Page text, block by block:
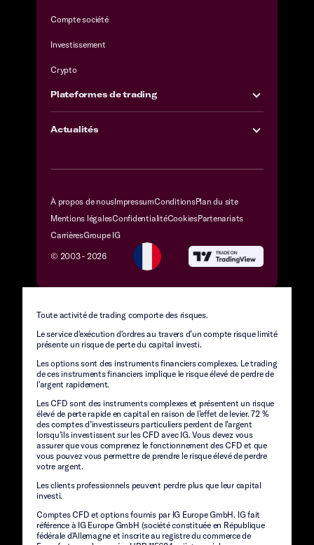
Compte société
Investissement
Crypto
Plateformes de trading
Actualités
À propos de nousImpressumConditionsPlan du site
Mentions légalesConfidentialitéCookiesPartenariats
CarrièresGroupe IG
© 2003 - 2026
Toute activité de trading comporte des risques.
Le service d'exécution d'ordres au travers d’un compte risque limité
présente un risque de perte du capital investi.
Les options sont des instruments financiers complexes. Le trading
de ces instruments financiers implique le risque élevé de perdre de
l'argent rapidement.
Les CFD sont des instruments complexes et présentent un risque
élevé de perte rapide en capital en raison de l’effet de levier. 72 %
des comptes d’investisseurs particuliers perdent de l’argent
lorsqu’ils investissent sur les CFD avec IG. Vous devez vous
assurer que vous comprenez le fonctionnement des CFD et que
vous pouvez vous permettre de prendre le risque élevé de perdre
votre argent.
Les clients professionnels peuvent perdre plus que leur capital
investi.
Comptes CFD et options fournis par IG Europe GmbH. IG fait
référence à IG Europe GmbH (société constituée en République
fédérale d'Allemagne et inscrite au registre du commerce de